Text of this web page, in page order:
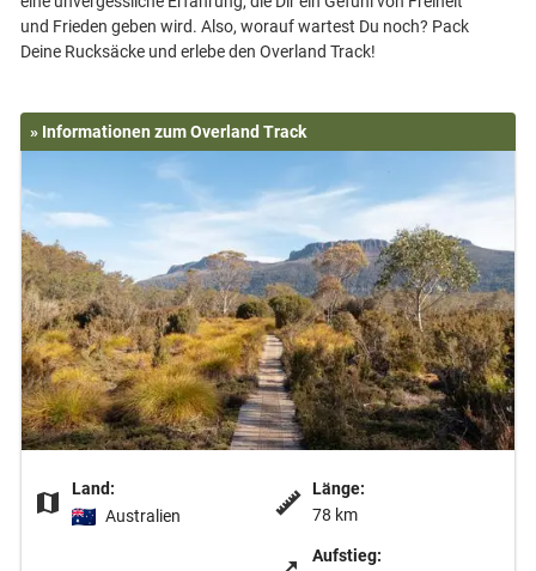
und Frieden geben wird. Also, worauf wartest Du noch? Pack
» Informationen zum Overland Track
Land:
Australien
Länge:
78 km
Aufstieg: